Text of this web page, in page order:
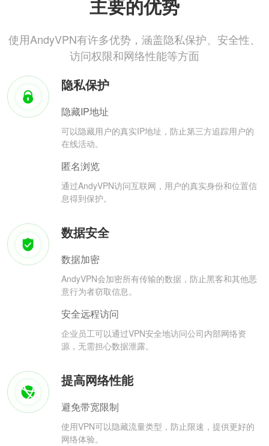
主要的优势
使用AndyVPN有许多优势，涵盖隐私保护、安全性、
访问权限和网络性能等方面
隐私保护
隐藏IP地址
可以隐藏用户的真实IP地址，防止第三方追踪用户的
在线活动。
匿名浏览
通过AndyVPN访问互联网，用户的真实身份和位置信
息得到保护。
数据安全
数据加密
AndyVPN会加密所有传输的数据，防止黑客和其他恶
意行为者窃取信息。
安全远程访问
企业员工可以通过VPN安全地访问公司内部网络资
源，无需担心数据泄露。
提高网络性能
避免带宽限制
使用VPN可以隐藏流量类型，防止限速，提供更好的
网络体验。